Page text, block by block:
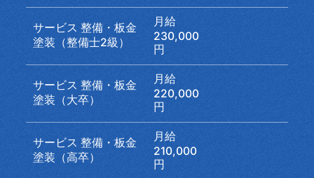
サービス 整備・板金
塗装（整備士2級）
月給
230,000
円
サービス 整備・板金
塗装（大卒）
月給
220,000
円
サービス 整備・板金
塗装（高卒）
月給
210,000
円